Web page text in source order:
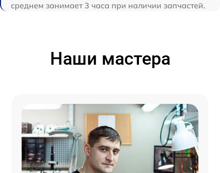
среднем занимает 3 часа при наличии запчастей.
Наши мастера